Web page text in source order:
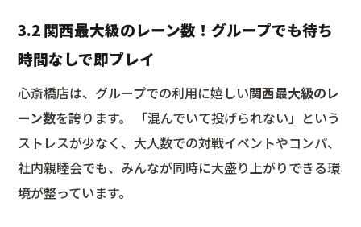
3.2 関西最大級のレーン数！グループでも待ち
時間なしで即プレイ
心斎橋店は、グループでの利用に嬉しい関西最大級のレ
ーン数を誇ります。 「混んでいて投げられない」という
ストレスが少なく、大人数での対戦イベントやコンパ、
社内親睦会でも、みんなが同時に大盛り上がりできる環
境が整っています。